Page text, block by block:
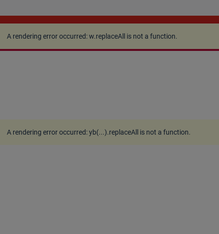
A rendering error occurred:w.replaceAll is not a
function.
A rendering error occurred:w.replaceAll is not a function.
A rendering error occurred:yb(...).replaceAll is not a function.